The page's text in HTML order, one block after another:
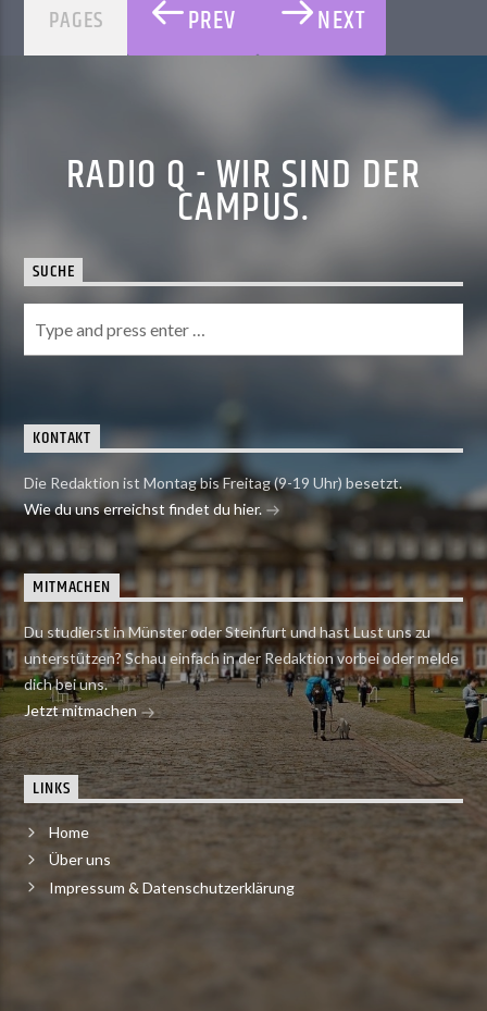
PAGES PREV NEXT
RADIO Q - WIR SIND DER
CAMPUS.
SUCHE
KONTAKT
Die Redaktion ist Montag bis Freitag (9-19 Uhr) besetzt.
Wie du uns erreichst findet du hier.
MITMACHEN
Du studierst in Münster oder Steinfurt und hast Lust uns zu
unterstützen? Schau einfach in der Redaktion vorbei oder melde
dich bei uns.
Jetzt mitmachen
LINKS
Home
Über uns
Impressum & Datenschutzerklärung